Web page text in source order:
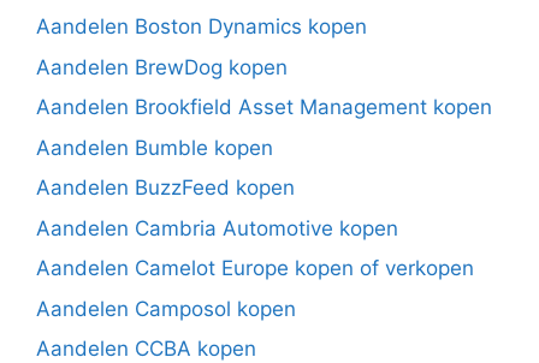
Aandelen Boston Dynamics kopen
Aandelen BrewDog kopen
Aandelen Brookfield Asset Management kopen
Aandelen Bumble kopen
Aandelen BuzzFeed kopen
Aandelen Cambria Automotive kopen
Aandelen Camelot Europe kopen of verkopen
Aandelen Camposol kopen
Aandelen CCBA kopen